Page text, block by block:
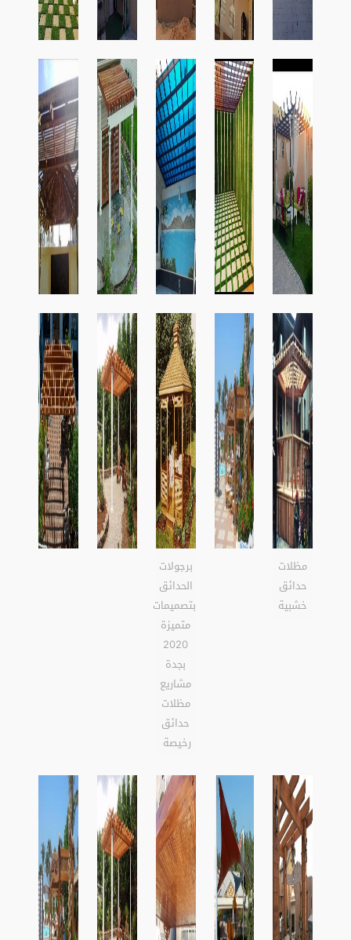
مظلات
حدائق
خشبية
برجولات
الحدائق
بتصميمات
متميزة
2020
بجدة
مشاريع
مظلات
حدائق
رخيصة